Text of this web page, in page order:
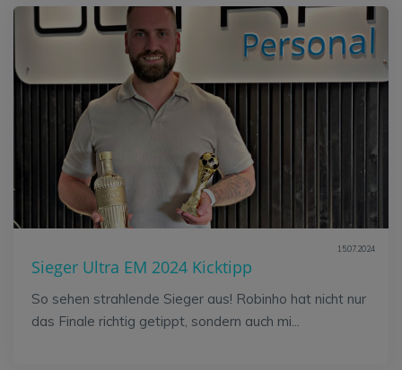
15.07.2024
Sieger Ultra EM 2024 Kicktipp
So sehen strahlende Sieger aus! Robinho hat nicht nur
das Finale richtig getippt, sondern auch mi...